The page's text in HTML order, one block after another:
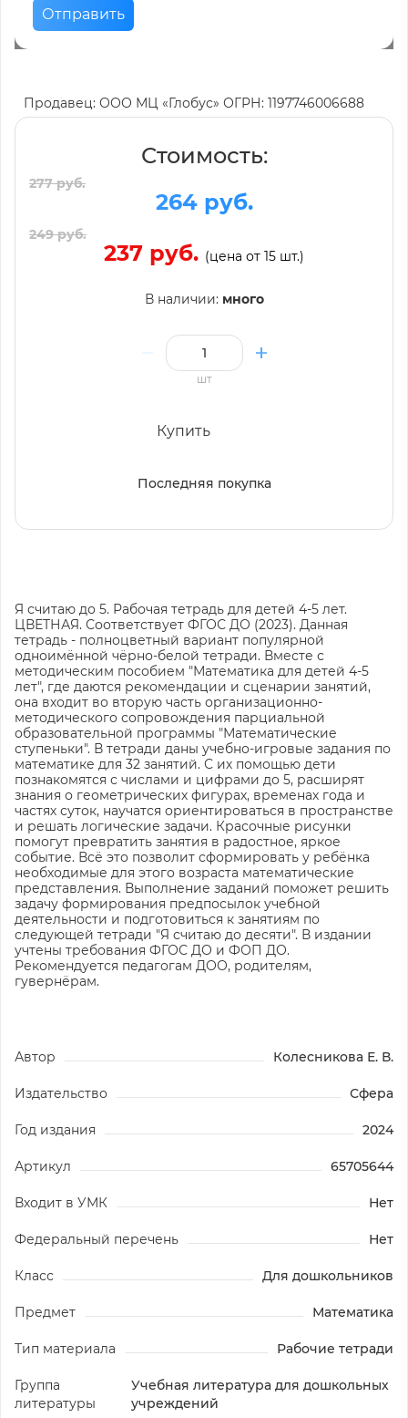
Отправить
Продавец: ООО МЦ «Глобус» ОГРН: 1197746006688
Стоимость:
277 руб.
264 руб.
249 руб.
237 руб. (цена от 15 шт.)
В наличии: много
шт
Купить
Последняя покупка
Я считаю до 5. Рабочая тетрадь для детей 4-5 лет.
ЦВЕТНАЯ. Соответствует ФГОС ДО (2023). Данная
тетрадь - полноцветный вариант популярной
одноимённой чёрно-белой тетради. Вместе с
методическим пособием "Математика для детей 4-5
лет", где даются рекомендации и сценарии занятий,
она входит во вторую часть организационно-
методического сопровождения парциальной
образовательной программы "Математические
ступеньки". В тетради даны учебно-игровые задания по
математике для 32 занятий. С их помощью дети
познакомятся с числами и цифрами до 5, расширят
знания о геометрических фигурах, временах года и
частях суток, научатся ориентироваться в пространстве
и решать логические задачи. Красочные рисунки
помогут превратить занятия в радостное, яркое
событие. Всё это позволит сформировать у ребёнка
необходимые для этого возраста математические
представления. Выполнение заданий поможет решить
задачу формирования предпосылок учебной
деятельности и подготовиться к занятиям по
следующей тетради "Я считаю до десяти". В издании
учтены требования ФГОС ДО и ФОП ДО.
Рекомендуется педагогам ДОО, родителям,
гувернёрам.
Автор Колесникова Е. В.
Издательство Сфера
Год издания 2024
Артикул 65705644
Входит в УМК Нет
Федеральный перечень Нет
Класс Для дошкольников
Предмет Математика
Тип материала Рабочие тетради
Группа
литературы
Учебная литература для дошкольных
учреждений